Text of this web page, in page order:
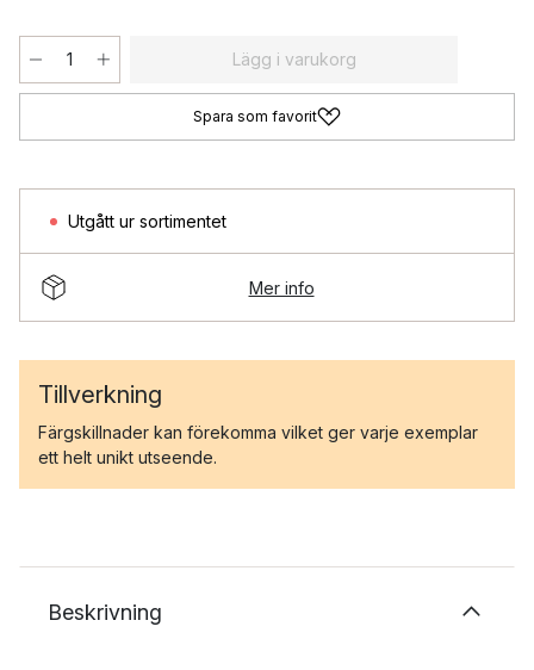
Lägg i varukorg
Spara som favorit
Utgått ur sortimentet
Mer info
Tillverkning
Färgskillnader kan förekomma vilket ger varje exemplar
ett helt unikt utseende.
Beskrivning